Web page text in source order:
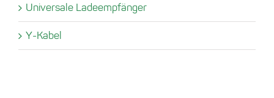
Universale Ladeempfänger
Y-Kabel